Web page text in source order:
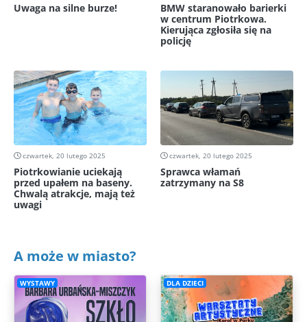
Uwaga na silne burze!
BMW staranowało barierki
w centrum Piotrkowa.
Kierująca zgłosiła się na
policję
czwartek, 20 lutego 2025
Piotrkowianie uciekają
przed upałem na baseny.
Chwalą atrakcje, mają też
uwagi
czwartek, 20 lutego 2025
Sprawca włamań
zatrzymany na S8
A może w miasto?
WYSTAWY DLA DZIECI